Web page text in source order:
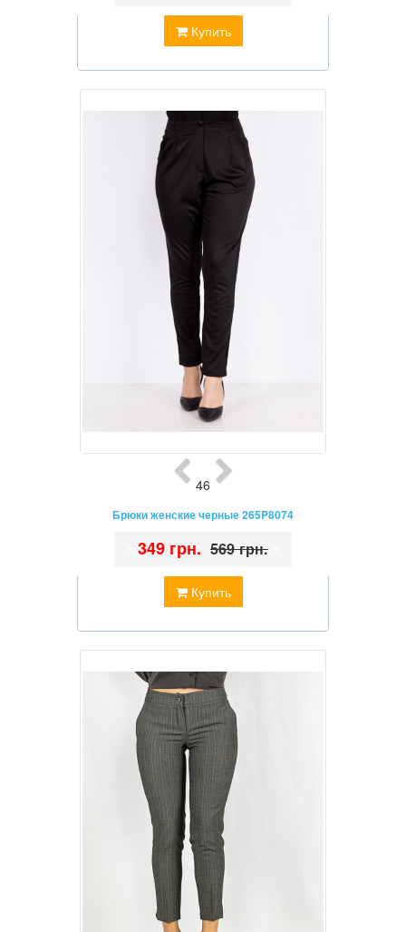
Купить
46
Брюки женские черные 265P8074
Купить
349 грн. 569 грн.